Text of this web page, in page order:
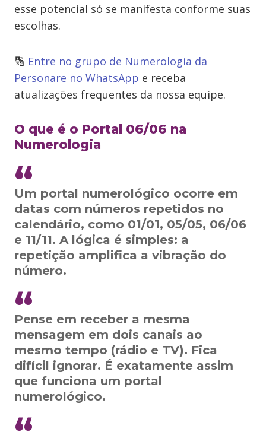
esse potencial só se manifesta conforme suas
escolhas.
🔢 Entre no grupo de Numerologia da
Personare no WhatsApp e receba
atualizações frequentes da nossa equipe.
O que é o Portal 06/06 na
Numerologia
Um portal numerológico ocorre em
datas com números repetidos no
calendário, como 01/01, 05/05, 06/06
e 11/11. A lógica é simples: a
repetição amplifica a vibração do
número.
Pense em receber a mesma
mensagem em dois canais ao
mesmo tempo (rádio e TV). Fica
difícil ignorar. É exatamente assim
que funciona um portal
numerológico.